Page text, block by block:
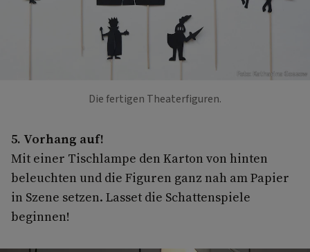
Foto: Katharina Gossow
Die fertigen Theaterfiguren.
5. Vorhang auf!
Mit einer Tischlampe den Karton von hinten
beleuchten und die Figuren ganz nah am Papier
in Szene setzen. Lasset die Schattenspiele
beginnen!